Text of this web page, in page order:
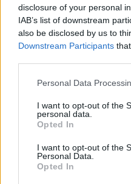
disclosure of your personal
IAB’s list of downstream
also be disclosed by us to
Downstream Participants
Personal Data
I want to opt-out of the
personal data.
Opted In
I want to opt-out of the
Personal Data.
Opted In
09:46
Νίκος Καλογερόπουλος
«ιππέας της Πύλου»
09:39
Αγία Ρουμέλη
09:37
Ο σωσίας του Τομ Κρουζ
09:28